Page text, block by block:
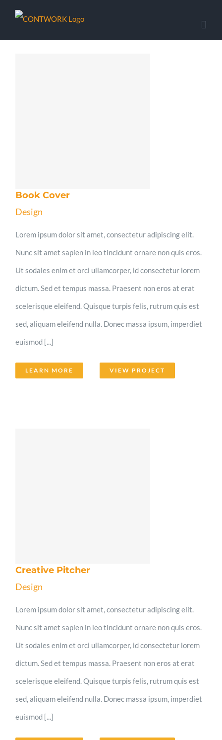
Book Cover
Design
Lorem ipsum dolor sit amet, consectetur adipiscing elit.
Nunc sit amet sapien in leo tincidunt ornare non quis eros.
Ut sodales enim et orci ullamcorper, id consectetur lorem
dictum. Sed et tempus massa. Praesent non eros at erat
scelerisque eleifend. Quisque turpis felis, rutrum quis est
sed, aliquam eleifend nulla. Donec massa ipsum, imperdiet
euismod [...]
LEARN MORE VIEW PROJECT
Creative Pitcher
Design
Lorem ipsum dolor sit amet, consectetur adipiscing elit.
Nunc sit amet sapien in leo tincidunt ornare non quis eros.
Ut sodales enim et orci ullamcorper, id consectetur lorem
dictum. Sed et tempus massa. Praesent non eros at erat
scelerisque eleifend. Quisque turpis felis, rutrum quis est
sed, aliquam eleifend nulla. Donec massa ipsum, imperdiet
euismod [...]